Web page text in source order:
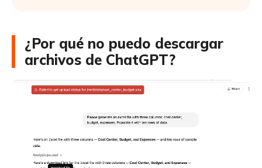
¿Por qué no puedo descargar
archivos de ChatGPT?